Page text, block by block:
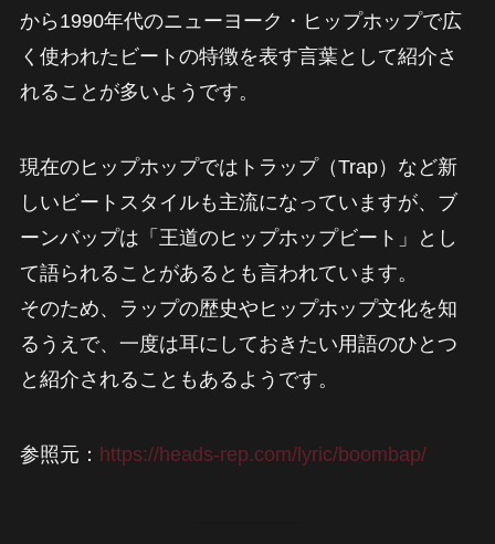
から1990年代のニューヨーク・ヒップホップで広
く使われたビートの特徴を表す言葉として紹介さ
れることが多いようです。
現在のヒップホップではトラップ（Trap）など新
しいビートスタイルも主流になっていますが、ブ
ーンバップは「王道のヒップホップビート」とし
て語られることがあるとも言われています。
そのため、ラップの歴史やヒップホップ文化を知
るうえで、一度は耳にしておきたい用語のひとつ
と紹介されることもあるようです。
参照元： https://heads-rep.com/lyric/boombap/